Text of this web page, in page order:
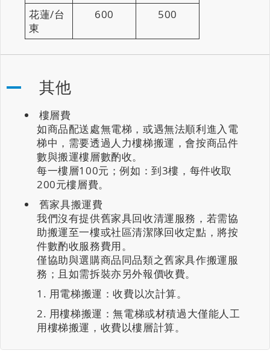
花蓮/台
東
600 500
其他
樓層費
如商品配送處無電梯，或遇無法順利進入電
梯中，需要透過人力樓梯搬運，會按商品件
數與搬運樓層數酌收。
每一樓層100元；例如：到3樓，每件收取
200元樓層費。
舊家具搬運費
我們沒有提供舊家具回收清運服務，若需協
助搬運至一樓或社區清潔隊回收定點，將按
件數酌收服務費用。
僅協助與選購商品同品類之舊家具作搬運服
務；且如需拆裝亦另外報價收費。
用電梯搬運：收費以次計算。
用樓梯搬運：無電梯或材積過大僅能人工
用樓梯搬運，收費以樓層計算。